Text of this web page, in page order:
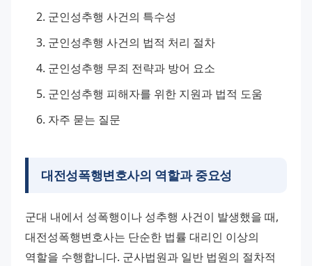
군인성추행 사건의 특수성
군인성추행 사건의 법적 처리 절차
군인성추행 무죄 전략과 방어 요소
군인성추행 피해자를 위한 지원과 법적 도움
자주 묻는 질문
대전성폭행변호사의 역할과 중요성
군대 내에서 성폭행이나 성추행 사건이 발생했을 때,
대전성폭행변호사는 단순한 법률 대리인 이상의
역할을 수행합니다. 군사법원과 일반 법원의 절차적